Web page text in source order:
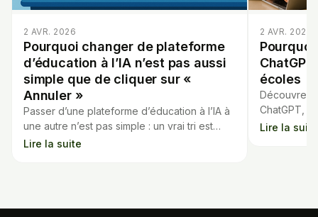
2 AVR. 2026
Pourquoi changer de plateforme
d’éducation à l’IA n’est pas aussi
simple que de cliquer sur «
Annuler »
Passer d’une plateforme d’éducation à l’IA à
une autre n’est pas simple : un vrai tri est
nécessaire pour éviter toute perte ou
Lire la suite
2 AVR. 2026
écoles
Découvrez
ChatGPT, a
craintes et
Lire la suite